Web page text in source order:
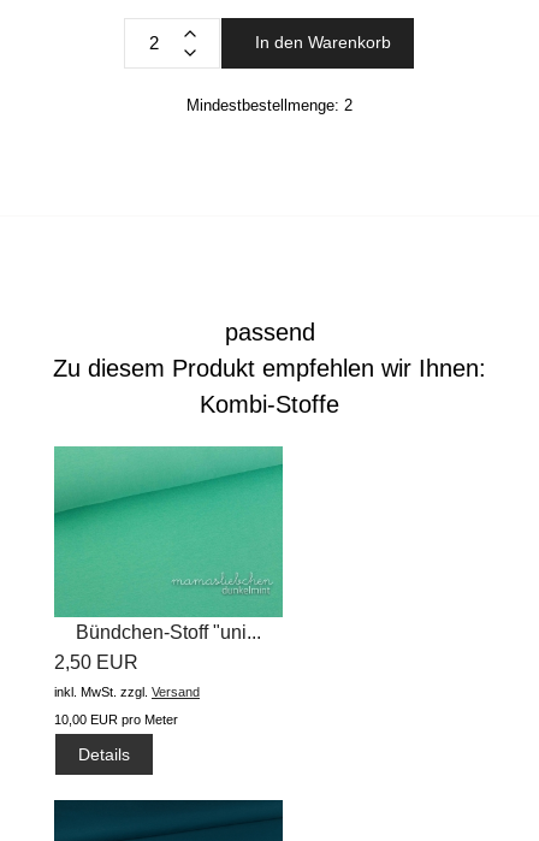
In den Warenkorb
Mindestbestellmenge: 2
passend
Zu diesem Produkt empfehlen wir Ihnen:
Kombi-Stoffe
Bündchen-Stoff "uni...
2,50 EUR
inkl. MwSt. zzgl. Versand
10,00 EUR pro Meter
Details